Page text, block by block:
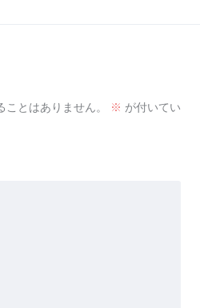
とはありません。 ※ が付いてい